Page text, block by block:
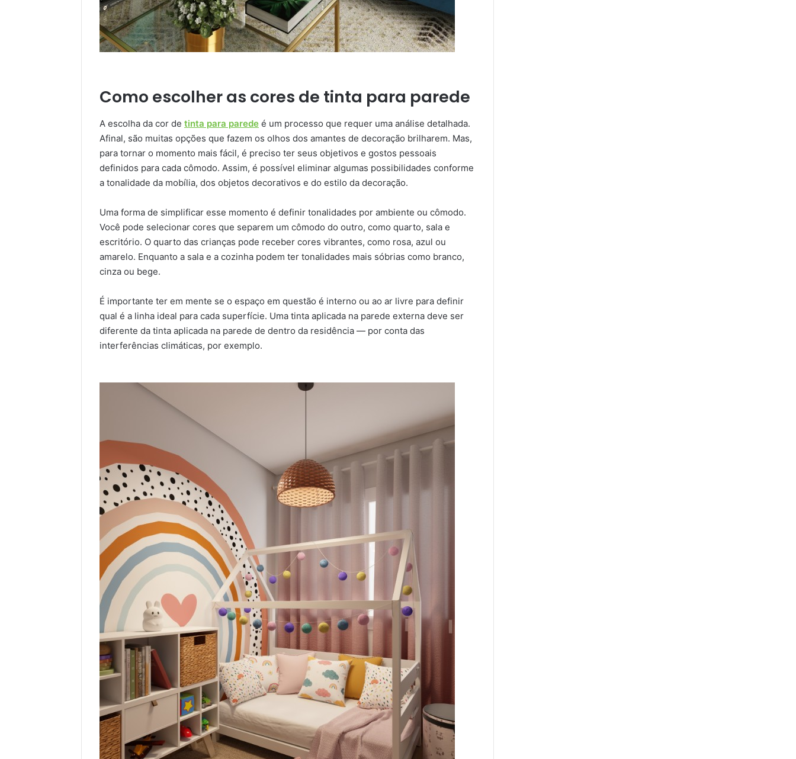
Como escolher as cores de tinta para parede
A escolha da cor de tinta para parede é um processo que requer uma análise detalhada.
Afinal, são muitas opções que fazem os olhos dos amantes de decoração brilharem. Mas,
para tornar o momento mais fácil, é preciso ter seus objetivos e gostos pessoais
definidos para cada cômodo. Assim, é possível eliminar algumas possibilidades conforme
a tonalidade da mobília, dos objetos decorativos e do estilo da decoração.
Uma forma de simplificar esse momento é definir tonalidades por ambiente ou cômodo.
Você pode selecionar cores que separem um cômodo do outro, como quarto, sala e
escritório. O quarto das crianças pode receber cores vibrantes, como rosa, azul ou
amarelo. Enquanto a sala e a cozinha podem ter tonalidades mais sóbrias como branco,
cinza ou bege.
É importante ter em mente se o espaço em questão é interno ou ao ar livre para definir
qual é a linha ideal para cada superfície. Uma tinta aplicada na parede externa deve ser
diferente da tinta aplicada na parede de dentro da residência — por conta das
interferências climáticas, por exemplo.